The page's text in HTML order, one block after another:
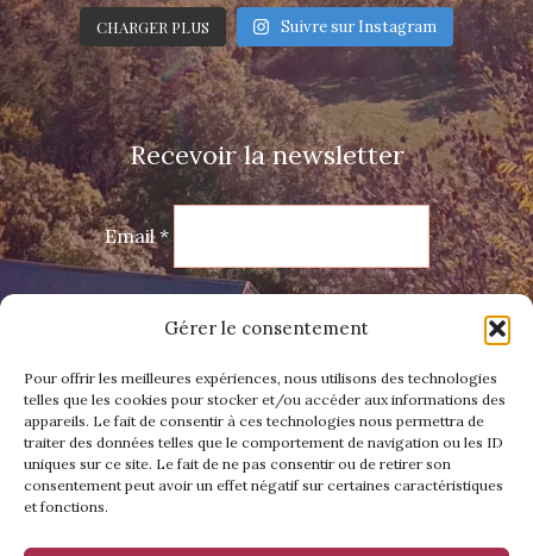
Gérer le consentement
Pour offrir les meilleures expériences, nous utilisons des technologies
telles que les cookies pour stocker et/ou accéder aux informations des
appareils. Le fait de consentir à ces technologies nous permettra de
traiter des données telles que le comportement de navigation ou les ID
uniques sur ce site. Le fait de ne pas consentir ou de retirer son
consentement peut avoir un effet négatif sur certaines caractéristiques
et fonctions.
CHARGER PLUS Suivre sur Instagram
Recevoir la newsletter
Email *
Prénom
Votre adresse e-mail est uniquement utilisée pour
vous envoyer notre newsletter et des informations
sur les activités de Van'Iti Vadrouille. Vous pouvez à
tout moment utiliser le lien de désabonnement